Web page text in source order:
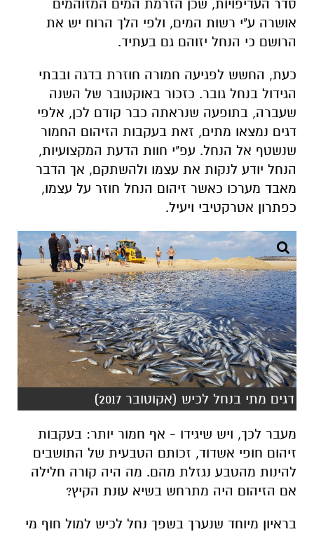
סדר העדיפויות, שכן הזרמת המים המזוהמים
אושרה ע"י רשות המים, ולפי הלך הרוח יש את
הרושם כי הנחל יזוהם גם בעתיד.
כעת, החשש לפגיעה חמורה חוזרת בדגה ובבתי
הגידול בנחל גובר. כזכור באוקטובר של השנה
שעברה, בתופעה שנראתה כבר קודם לכן, אלפי
דגים נמצאו מתים, זאת בעקבות הזיהום החמור
שנשטף אל הנחל. עפ"י חוות הדעת המקצועיות,
הנחל יודע לנקות את עצמו ולהשתקם, אך הדבר
מאבד מערכו כאשר זיהום הנחל חוזר על עצמו,
כפתרון אטרקטיבי ויעיל.
דגים מתי בנחל לכיש (אקוטובר 2017)
מעבר לכך, ויש שיגידו - אף חמור יותר: בעקבות
זיהום חופי אשדוד, זכותם הטבעית של התושבים
להינות מהטבע נגזלת מהם. מה היה קורה חלילה
אם הזיהום היה מתרחש בשיא עונת הקיץ?
בראיון מיוחד שנערך בשפך נחל לכיש למול חוף מי